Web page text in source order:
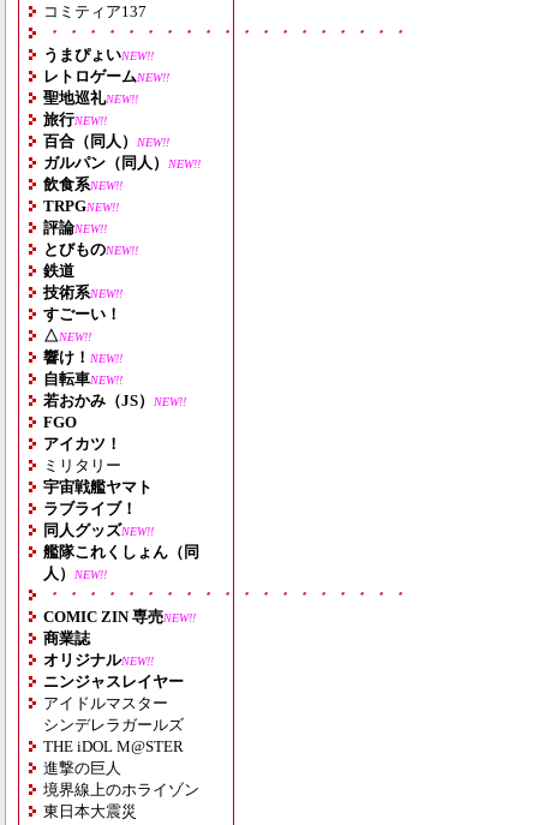
コミティア137
・・・・・・・・・・・・・・・・・・・
うまぴょいNEW!!
レトロゲームNEW!!
聖地巡礼NEW!!
旅行NEW!!
百合（同人） NEW!!
ガルパン（同人） NEW!!
飲食系NEW!!
TRPGNEW!!
評論NEW!!
とびものNEW!!
鉄道
技術系NEW!!
すごーい！
△NEW!!
響け！ NEW!!
自転車NEW!!
若おかみ（JS） NEW!!
FGO
アイカツ！
ミリタリー
宇宙戦艦ヤマト
ラブライブ！
同人グッズNEW!!
艦隊これくしょん（同
人）
NEW!!
・・・・・・・・・・・・・・・・・・・
COMIC ZIN 専売NEW!!
商業誌
オリジナルNEW!!
ニンジャスレイヤー
アイドルマスター
シンデレラガールズ
THE iDOL M@STER
進撃の巨人
境界線上のホライゾン
東日本大震災